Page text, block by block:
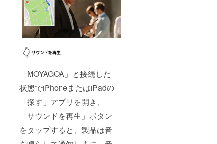
「MOYAGOA」と接続した
状態でiPhoneまたはiPadの
「探す」アプリを開き、
「サウンドを再生」ボタン
をタップすると、製品は音